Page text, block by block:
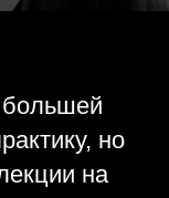
большей
но
на